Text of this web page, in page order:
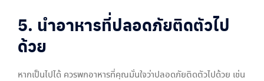
5. นำอาหารที่ปลอดภัยติดตัวไป
ด้วย
หากเป็นไปได้ ควรพกอาหารที่คุณมั่นใจว่าปลอดภัยติดตัวไปด้วย เช่น